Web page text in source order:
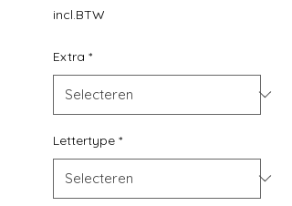
incl.BTW
Extra *
Lettertype *